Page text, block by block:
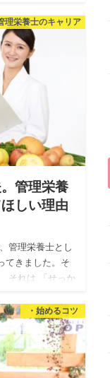
ない」 「残業が
理栄養士のキャリア
管理栄養
しい理由
管理栄養士とし
てきました。そ
それは 「せっか
・始めるコツ